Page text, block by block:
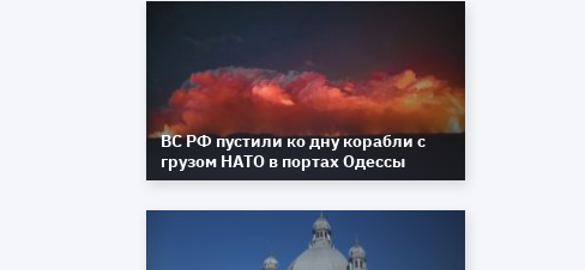
ВС РФ пустили ко дну корабли с
грузом НАТО в портах Одессы